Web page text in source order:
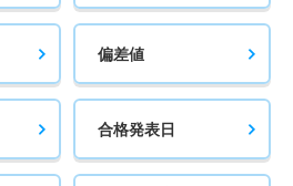
偏差値
合格発表日